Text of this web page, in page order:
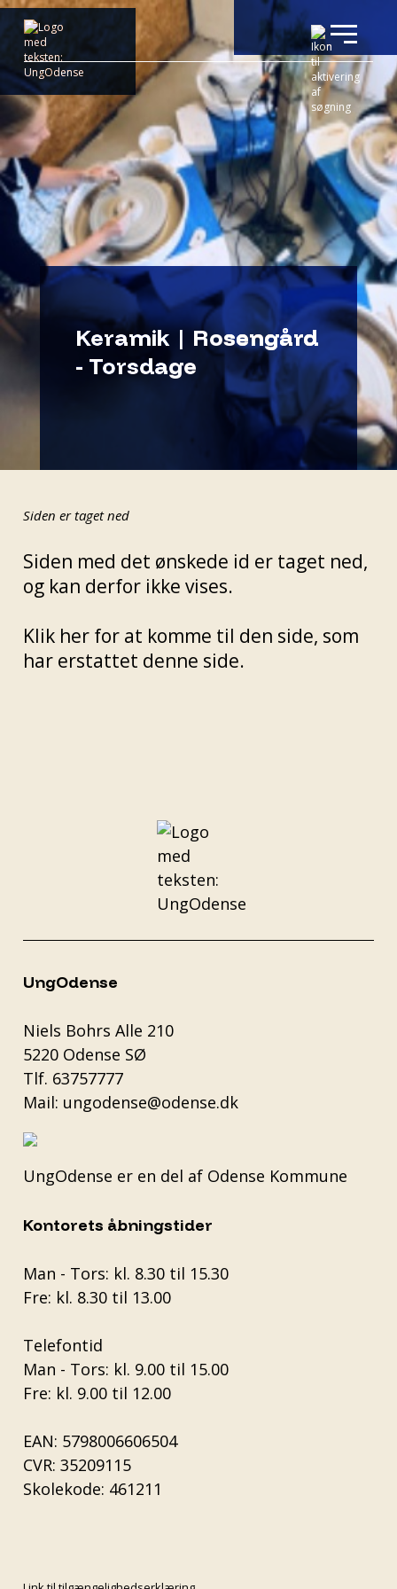
Keramik | Rosengård
- Torsdage
Siden er taget ned
Siden med det ønskede id er taget ned,
og kan derfor ikke vises.
Klik her for at komme til den side, som
har erstattet denne side.
UngOdense
Niels Bohrs Alle 210
5220 Odense SØ
Tlf. 63757777
Mail: ungodense@odense.dk
UngOdense er en del af Odense Kommune
Kontorets åbningstider
Man - Tors: kl. 8.30 til 15.30
Fre: kl. 8.30 til 13.00
Telefontid
Man - Tors: kl. 9.00 til 15.00
Fre: kl. 9.00 til 12.00
EAN: 5798006606504
CVR: 35209115
Skolekode: 461211